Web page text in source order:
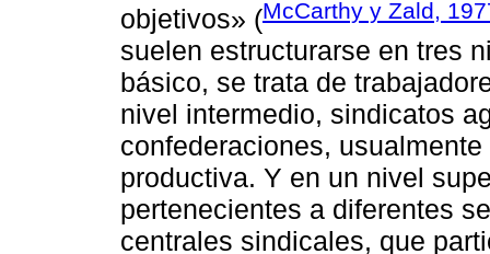
objetivos» (McCarthy y Zald,
suelen estructurarse en tres
básico, se trata de
nivel intermedio, sindicatos
confederaciones,
productiva. Y en un nivel
pertenecientes a diferentes
centrales sindicales, que